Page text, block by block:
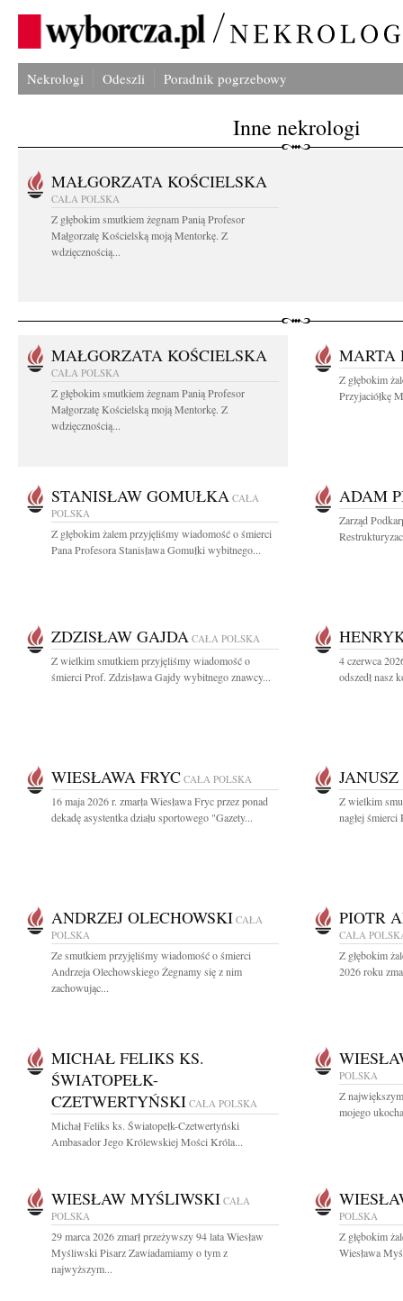
Nekrologi Odeszli Poradnik pogrzebowy
Inne nekrologi
MAŁGORZATA KOŚCIELSKA
CAŁA POLSKA
Z głębokim smutkiem żegnam Panią Profesor
Małgorzatę Kościelską moją Mentorkę. Z
wdzięcznością...
MAŁGORZATA KOŚCIELSKA
CAŁA POLSKA
Z głębokim smutkiem żegnam Panią Profesor
Małgorzatę Kościelską moją Mentorkę. Z
wdzięcznością...
MARTA
Z głębokim
Przyjaciółkę
STANISŁAW GOMUŁKA CAŁA
POLSKA
Z głębokim żalem przyjęliśmy wiadomość o śmierci
Pana Profesora Stanisława Gomułki wybitnego...
ADAM
Zarząd
ZDZISŁAW GAJDA CAŁA POLSKA
Z wielkim smutkiem przyjęliśmy wiadomość o
śmierci Prof. Zdzisława Gajdy wybitnego znawcy...
4 czerwca
odszedł nasz
WIESŁAWA FRYC CAŁA POLSKA
16 maja 2026 r. zmarła Wiesława Fryc przez ponad
dekadę asystentka działu sportowego "Gazety...
Z wielkim
nagłej
ANDRZEJ OLECHOWSKI CAŁA
POLSKA
Ze smutkiem przyjęliśmy wiadomość o śmierci
Andrzeja Olechowskiego Żegnamy się z nim
zachowując...
PIOTR
CAŁA
Z głębokim
2026 roku
MICHAŁ FELIKS KS.
ŚWIATOPEŁK-
CZETWERTYŃSKI CAŁA POLSKA
Michał Feliks ks. Światopełk-Czetwertyński
Ambasador Jego Królewskiej Mości Króla...
POLSKA
Z
mojego
WIESŁAW MYŚLIWSKI CAŁA
POLSKA
29 marca 2026 zmarł przeżywszy 94 lata Wiesław
Myśliwski Pisarz Zawiadamiamy o tym z
najwyższym...
POLSKA
Z głębokim
Wiesława